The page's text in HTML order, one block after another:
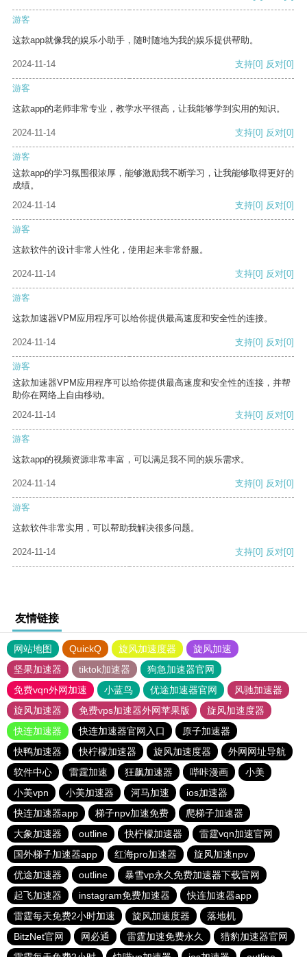
游客
这款app就像我的娱乐小助手，随时随地为我的娱乐提供帮助。
2024-11-14 支持[0] 反对[0]
游客
这款app的老师非常专业，教学水平很高，让我能够学到实用的知识。
2024-11-14 支持[0] 反对[0]
游客
这款app的学习氛围很浓厚，能够激励我不断学习，让我能够取得更好的
成绩。
2024-11-14
支持[0] 反对[0]
游客
这款软件的设计非常人性化，使用起来非常舒服。
2024-11-14 支持[0] 反对[0]
游客
这款加速器VPM应用程序可以给你提供最高速度和安全性的连接。
2024-11-14 支持[0] 反对[0]
游客
这款加速器VPM应用程序可以给你提供最高速度和安全性的连接，并帮
助你在网络上自由移动。
2024-11-14
支持[0] 反对[0]
游客
这款app的视频资源非常丰富，可以满足我不同的娱乐需求。
2024-11-14 支持[0] 反对[0]
游客
这款软件非常实用，可以帮助我解决很多问题。
2024-11-14 支持[0] 反对[0]
友情链接
网站地图 QuickQ 旋风加速度器
旋风加速
坚果加速器
tiktok加速器
狗急加速器官网
免费vqn外网加速
小蓝鸟 优途加速器官网
风驰加速器
旋风加速器
免费vps加速器外网苹果版
旋风加速度器
快连加速器
快连加速器官网入口
原子加速器
快鸭加速器
快柠檬加速器 旋风加速度器
外网网址导航
软件中心
雷霆加速 狂飙加速器 哔咔漫画
小美
小美vpn
小美加速器 河马加速
ios加速器
快连加速器app
梯子npv加速免费
爬梯子加速器
大象加速器
outline 快柠檬加速器
雷霆vqn加速官网
国外梯子加速器app
红海pro加速器
旋风加速npv
优途加速器
outline
暴雪vp永久免费加速器下载官网
起飞加速器
instagram免费加速器
快连加速器app
雷霆每天免费2小时加速
旋风加速度器
落地机
BitzNet官网
网必通 雷霆加速免费永久
猎豹加速器官网